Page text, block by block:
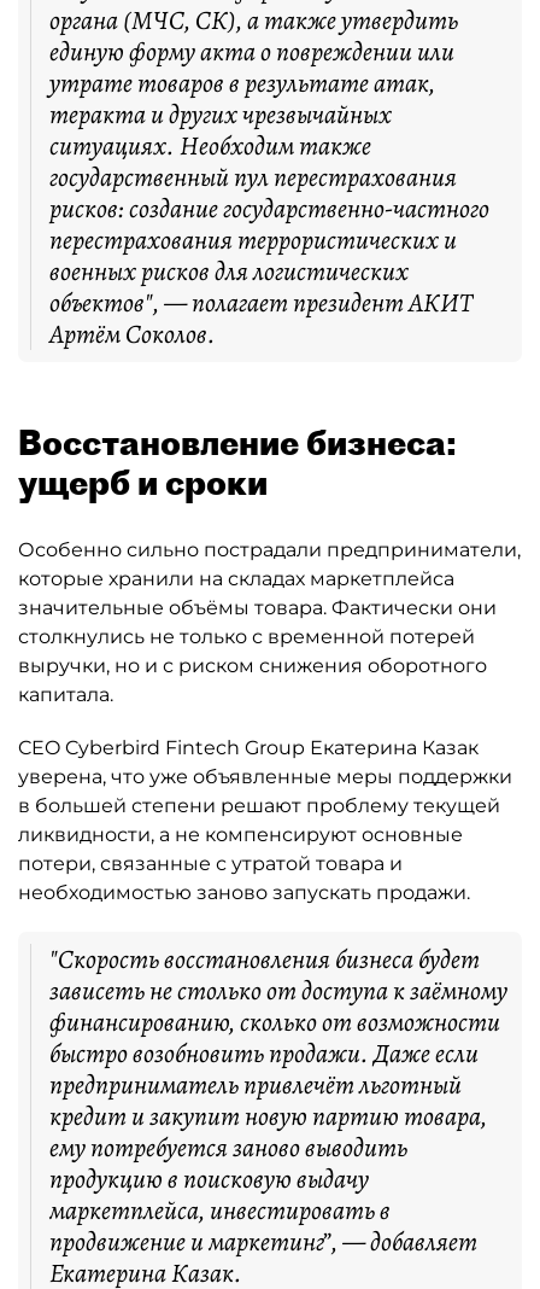
органа (МЧС, СК), а также утвердить
единую форму акта о повреждении или
утрате товаров в результате атак,
теракта и других чрезвычайных
ситуациях. Необходим также
государственный пул перестрахования
рисков: создание государственно-частного
перестрахования террористических и
военных рисков для логистических
объектов", — полагает президент АКИТ
Артём Соколов.
Восстановление бизнеса:
ущерб и сроки
Особенно сильно пострадали предприниматели,
которые хранили на складах маркетплейса
значительные объёмы товара. Фактически они
столкнулись не только с временной потерей
выручки, но и с риском снижения оборотного
капитала.
CEO Cyberbird Fintech Group Екатерина Казак
уверена, что уже объявленные меры поддержки
в большей степени решают проблему текущей
ликвидности, а не компенсируют основные
потери, связанные с утратой товара и
необходимостью заново запускать продажи.
"Скорость восстановления бизнеса будет
зависеть не столько от доступа к заёмному
финансированию, сколько от возможности
быстро возобновить продажи. Даже если
предприниматель привлечёт льготный
кредит и закупит новую партию товара,
ему потребуется заново выводить
продукцию в поисковую выдачу
маркетплейса, инвестировать в
продвижение и маркетинг”, — добавляет
Екатерина Казак.